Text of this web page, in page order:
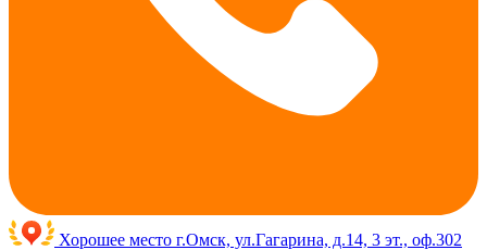
Хорошее место г.Омск, ул.Гагарина, д.14, 3 эт., оф.302